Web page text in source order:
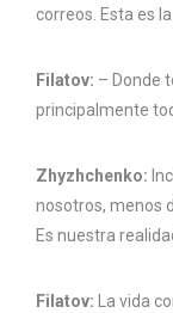
correos. Esta es
Filatov: – Donde
principalmente
Zhyzhchenko:
nosotros, menos
Es nuestra
Filatov: La vida